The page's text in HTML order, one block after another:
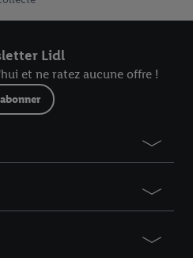
Lidl
et ne ratez aucune offre !